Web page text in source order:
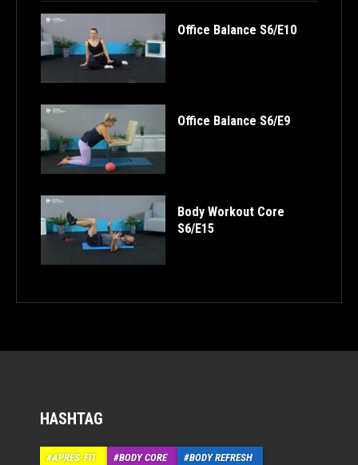
Office Balance S6/E10
Office Balance S6/E9
Body Workout Core
S6/E15
HASHTAG
APRÉS-FIT BODY CORE
BODY REFRESH